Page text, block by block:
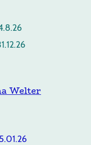
Welter